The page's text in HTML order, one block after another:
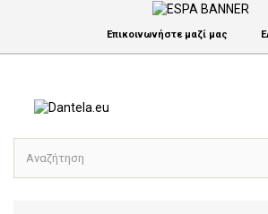
Επικοινωνήστε μαζί μας